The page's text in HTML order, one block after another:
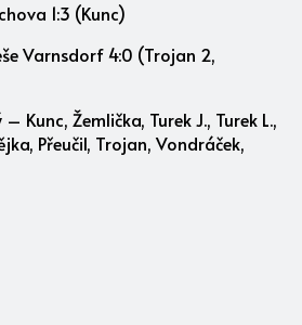
1:3 (Kunc)
Varnsdorf 4:0 (Trojan 2,
Kunc, Žemlička, Turek J., Turek L.,
Přeučil, Trojan, Vondráček,